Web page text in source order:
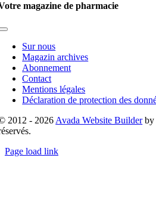
magazine de pharmacie
Toggle
NavigationSur nous
Magazin archives
Abonnement
Contact
Mentions légales
Déclaration de protection des
2012 - 2026 Avada Website Builder
Page load link